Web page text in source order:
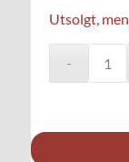
Utsolgt,